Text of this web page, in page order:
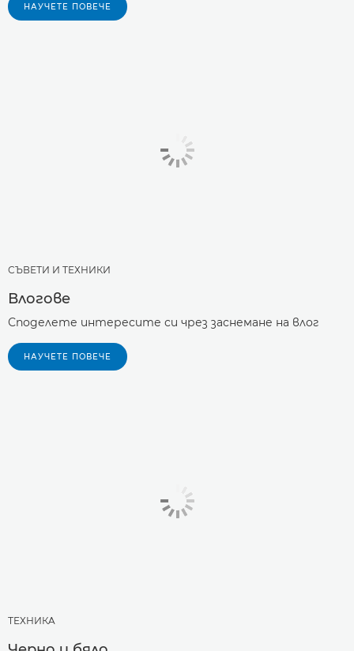
НАУЧЕТЕ ПОВЕЧЕ
СЪВЕТИ И ТЕХНИКИ
Влогове
Споделете интересите си чрез заснемане на влог
НАУЧЕТЕ ПОВЕЧЕ
ТЕХНИКA